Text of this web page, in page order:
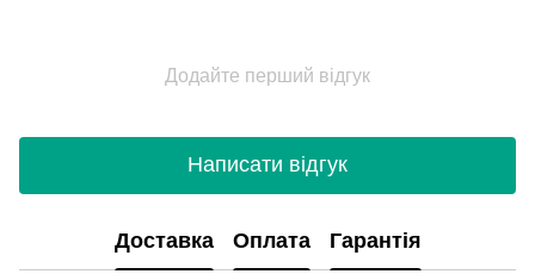
Додайте перший відгук
Написати відгук
Доставка Оплата Гарантія